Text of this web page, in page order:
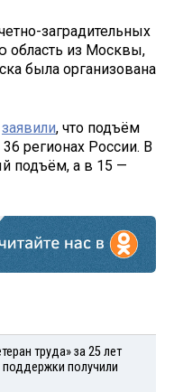
заградительных
область из Москвы,
была организована
заявили, что подъём
регионах России. В
подъём, а в 15 —
труда» за 25 лет
получили